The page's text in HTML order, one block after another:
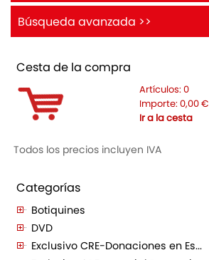
Búsqueda avanzada >>
Cesta de la compra
Artículos: 0
Importe: 0,00 €
Ir a la cesta
Todos los precios incluyen IVA
Categorías
Botiquines
DVD
Exclusivo CRE-Donaciones en Es...